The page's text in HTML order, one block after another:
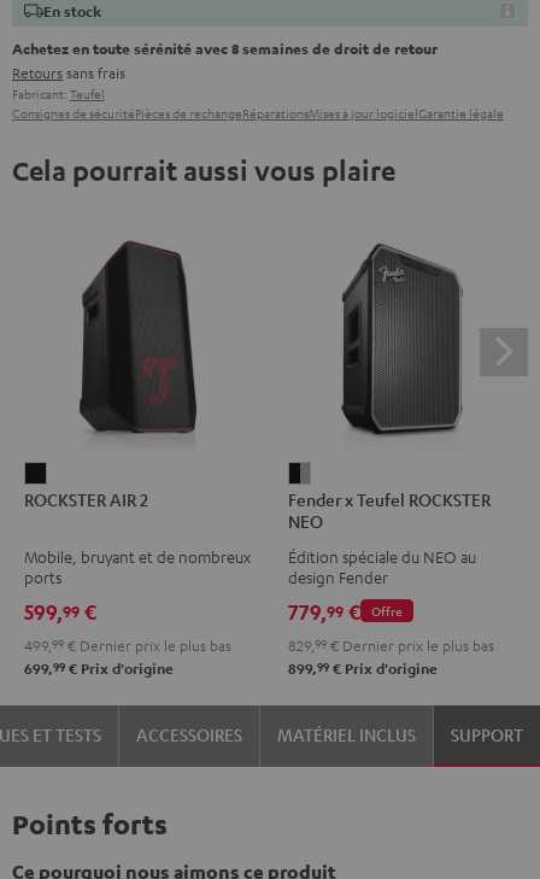
En stock
Achetez en toute sérénité avec 8 semaines de droit de retour
Retourssans frais
Fabricant: Teufel
Consignes de sécuritéPièces de rechangeRéparationsMises à jour logicielGarantie légale
Cela pourrait aussi vous plaire
AIR
Noir
ROCKSTER AIR 2
Mobile, bruyant et de nombreux
ports
599,99 €
499, 99 € Dernier prix le plus bas
699,99 € Prix d'origine
x
Teufel
ROCKSTER
NEO
Black
&
Steel
Fender x Teufel ROCKSTER
NEO
Édition spéciale du NEO au
design Fender
Offre
779,99 €
829, 99 € Dernier prix le plus bas
899,99 € Prix d'origine
ET TESTS ACCESSOIRES MATÉRIEL INCLUS SUPPORT
Points forts
Ce pourquoi nous aimons ce produit